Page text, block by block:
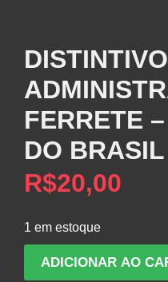
FERRETE
DO BRASIL
R$20,00
1 em estoque
DE
ADICIONAR AO